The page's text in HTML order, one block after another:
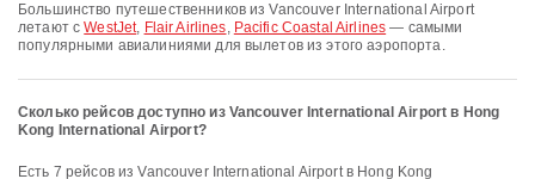
Большинство путешественников из Vancouver International Airport
летают сWestJet, Flair Airlines, Pacific Coastal Airlines — самыми
популярными авиалиниями для вылетов из этого аэропорта.
Сколько рейсов доступно из Vancouver International Airport в Hong
Kong International Airport?
Есть 7 рейсов из Vancouver International Airport в Hong Kong